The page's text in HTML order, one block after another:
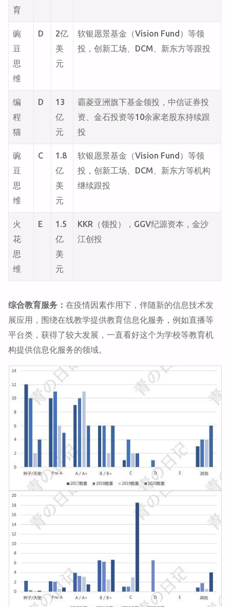
育
豌
豆
思
维
D
2亿
美
元
软银愿景基金（Vision Fund）等领
投，创新工场、DCM、新东方等跟投
编
程
猫
D
13
亿
元
霸菱亚洲旗下基金领投，中信证券投
资、金石投资等10余家老股东持续跟
投
豌
豆
思
维
C
1.8
亿
美
元
软银愿景基金（Vision Fund）等领
投，创新工场、DCM、新东方等机构
继续跟投
火
花
思
维
E
1.5
亿
美
元
KKR（领投），GGV纪源资本，金沙
江创投
综合教育服务：在疫情因素作用下，伴随新的信息技术发
展应用，围绕在线教学提供教育信息化服务，例如直播等
平台类，获得了较大发展，一直看好这个为学校等教育机
构提供信息化服务的领域。